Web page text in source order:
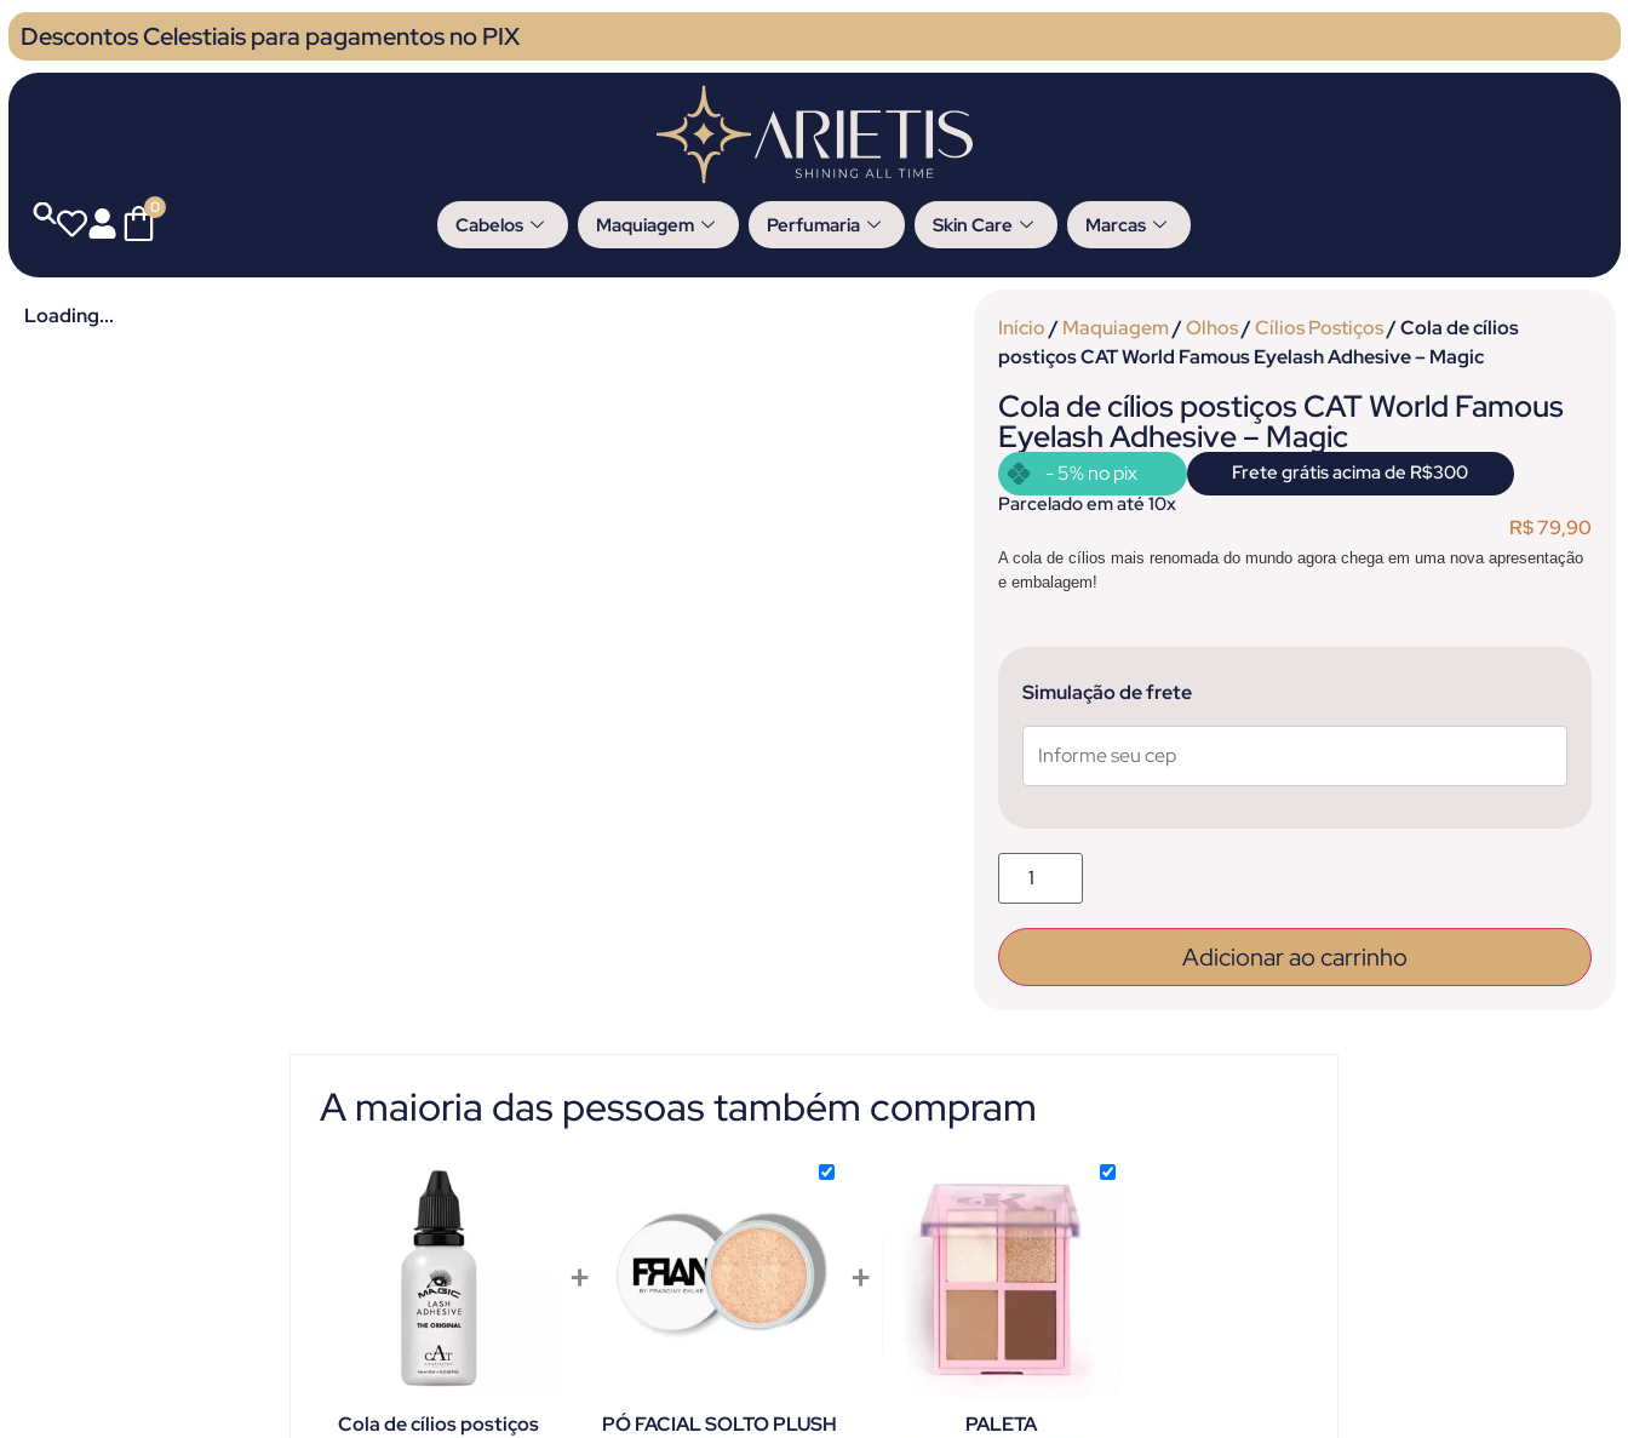
Descontos Celestiais para pagamentos no PIX
Cabelos Maquiagem Perfumaria Skin Care Marcas
0
Loading... Início/Maquiagem/Olhos/Cílios Postiços/ Cola de cílios
postiços CAT World Famous Eyelash Adhesive – Magic
Cola de cílios postiços CAT World Famous
Eyelash Adhesive – Magic
- 5% no pix
Frete grátis acima de R$300
Parcelado em até 10x
R$79,90
A cola de cílios mais renomada do mundo agora chega em uma nova apresentação
e embalagem!
Simulação de frete
Adicionar ao carrinho
A maioria das pessoas também compram
Cola de cílios postiços
+
PÓ FACIAL SOLTO PLUSH
+
PALETA